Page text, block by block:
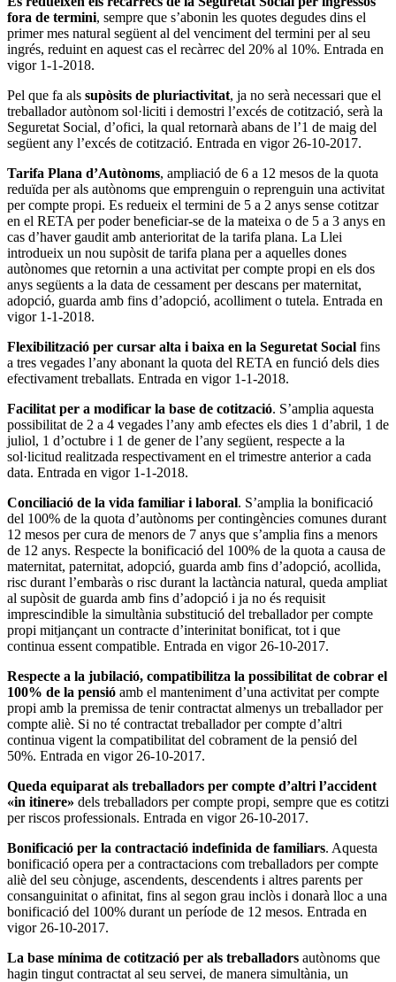
fora de termini, sempre que s’abonin les quotes degudes dins el
primer mes natural següent al del venciment del termini per al seu
ingrés, reduint en aquest cas el recàrrec del 20% al 10%. Entrada en
vigor 1-1-2018.
Pel que fa als supòsits de pluriactivitat, ja no serà necessari que el
treballador autònom sol·liciti i demostri l’excés de cotització, serà la
Seguretat Social, d’ofici, la qual retornarà abans de l’1 de maig del
següent any l’excés de cotització. Entrada en vigor 26-10-2017.
Tarifa Plana d’Autònoms, ampliació de 6 a 12 mesos de la quota
reduïda per als autònoms que emprenguin o reprenguin una activitat
per compte propi. Es redueix el termini de 5 a 2 anys sense cotitzar
en el RETA per poder beneficiar-se de la mateixa o de 5 a 3 anys en
cas d’haver gaudit amb anterioritat de la tarifa plana. La Llei
introdueix un nou supòsit de tarifa plana per a aquelles dones
autònomes que retornin a una activitat per compte propi en els dos
anys següents a la data de cessament per descans per maternitat,
adopció, guarda amb fins d’adopció, acolliment o tutela. Entrada en
vigor 1-1-2018.
Flexibilització per cursar alta i baixa en la Seguretat Social fins
a tres vegades l’any abonant la quota del RETA en funció dels dies
efectivament treballats. Entrada en vigor 1-1-2018.
Facilitat per a modificar la base de cotització. S’amplia aquesta
possibilitat de 2 a 4 vegades l’any amb efectes els dies 1 d’abril, 1 de
juliol, 1 d’octubre i 1 de gener de l’any següent, respecte a la
sol·licitud realitzada respectivament en el trimestre anterior a cada
data. Entrada en vigor 1-1-2018.
Conciliació de la vida familiar i laboral. S’amplia la bonificació
del 100% de la quota d’autònoms per contingències comunes durant
12 mesos per cura de menors de 7 anys que s’amplia fins a menors
de 12 anys. Respecte la bonificació del 100% de la quota a causa de
maternitat, paternitat, adopció, guarda amb fins d’adopció, acollida,
risc durant l’embaràs o risc durant la lactància natural, queda ampliat
al supòsit de guarda amb fins d’adopció i ja no és requisit
imprescindible la simultània substitució del treballador per compte
propi mitjançant un contracte d’interinitat bonificat, tot i que
continua essent compatible. Entrada en vigor 26-10-2017.
Respecte a la jubilació, compatibilitza la possibilitat de cobrar el
100% de la pensió amb el manteniment d’una activitat per compte
propi amb la premissa de tenir contractat almenys un treballador per
compte aliè. Si no té contractat treballador per compte d’altri
continua vigent la compatibilitat del cobrament de la pensió del
50%. Entrada en vigor 26-10-2017.
Queda equiparat als treballadors per compte d’altri l’accident
«in itinere» dels treballadors per compte propi, sempre que es cotitzi
per riscos professionals. Entrada en vigor 26-10-2017.
Bonificació per la contractació indefinida de familiars. Aquesta
bonificació opera per a contractacions com treballadors per compte
aliè del seu cònjuge, ascendents, descendents i altres parents per
consanguinitat o afinitat, fins al segon grau inclòs i donarà lloc a una
bonificació del 100% durant un període de 12 mesos. Entrada en
vigor 26-10-2017.
La base mínima de cotització per als treballadors autònoms que
hagin tingut contractat al seu servei, de manera simultània, un